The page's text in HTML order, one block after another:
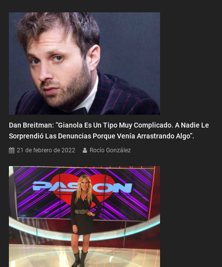
Dan Breitman: “Gianola Es Un Tipo Muy Complicado. A Nadie Le
Sorprendió Las Denuncias Porque Venía Arrastrando Algo”.
21 de febrero de 2022 Rocío González